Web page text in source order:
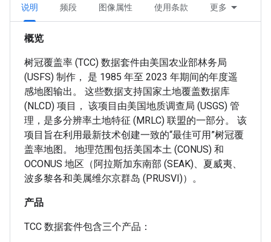
说明 频段 图像属性 使用条款 更多
概览
树冠覆盖率 (TCC) 数据套件由美国农业部林务局
(USFS) 制作， 是 1985 年至 2023 年期间的年度遥
感地图输出。 这些数据支持国家土地覆盖数据库
(NLCD) 项目， 该项目由美国地质调查局 (USGS) 管
理，是多分辨率土地特征 (MRLC) 联盟的一部分。 该
项目旨在利用最新技术创建一致的“最佳可用”树冠覆
盖率地图。 地理范围包括美国本土 (CONUS) 和
OCONUS 地区（阿拉斯加东南部 (SEAK)、夏威夷、
波多黎各和美属维尔京群岛 (PRUSVI)）。
产品
TCC 数据套件包含三个产品：